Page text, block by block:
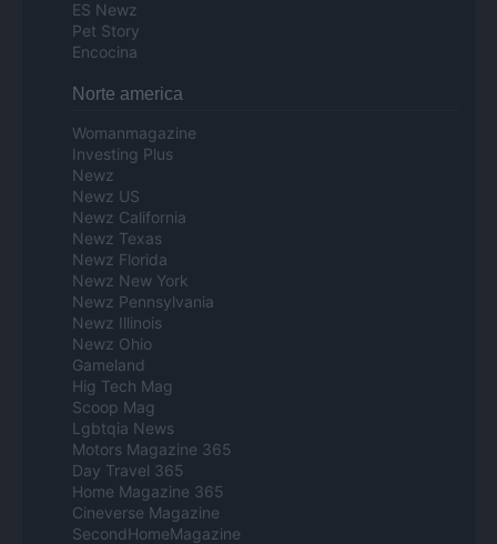
ES Newz
Pet Story
Encocina
Norte america
Womanmagazine
Investing Plus
Newz
Newz US
Newz California
Newz Texas
Newz Florida
Newz New York
Newz Pennsylvania
Newz Illinois
Newz Ohio
Gameland
Hig Tech Mag
Scoop Mag
Lgbtqia News
Motors Magazine 365
Day Travel 365
Home Magazine 365
Cineverse Magazine
SecondHomeMagazine